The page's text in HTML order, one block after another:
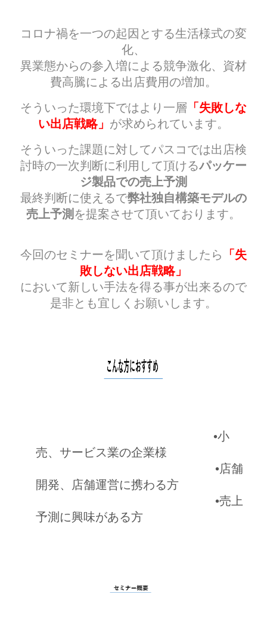
コロナ禍を一つの起因とする生活様式の変
化、
異業態からの参入増による競争激化、資材
費高騰による出店費用の増加。
そういった環境下ではより一層 「失敗しな
い出店戦略」 が求められています。
そういった課題に対してパスコでは出店検
討時の一次判断に利用して頂けるパッケー
ジ製品での売上予測
最終判断に使えるで弊社独自構築モデルの
売上予測を提案させて頂いております。
今回のセミナーを聞いて頂けましたら 「失
敗しない出店戦略」
において新しい手法を得る事が出来るので
是非とも宜しくお願いします。
•小
売、サービス業の企業様
•店舗
開発、店舗運営に携わる方
•売上
予測に興味がある方